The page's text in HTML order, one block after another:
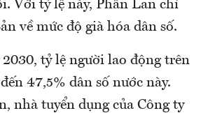
Với tỷ lệ này, Phần Lan chỉ
về mức độ già hóa dân số.
tỷ lệ người lao động trên
47,5% dân số nước này.
nhà tuyển dụng của Công ty